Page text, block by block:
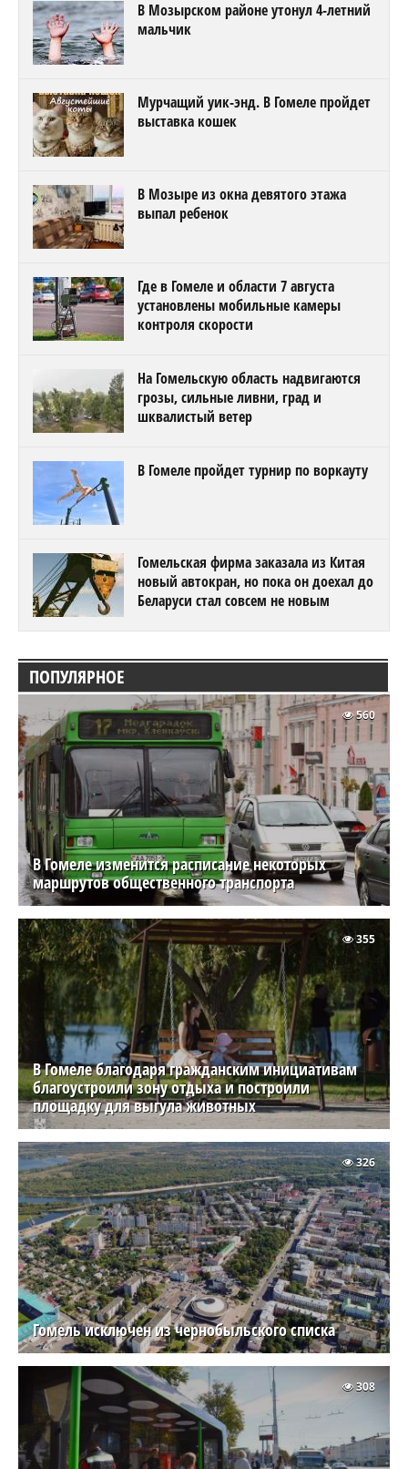
В Мозырском районе утонул 4-летний
мальчик
Мурчащий уик-энд. В Гомеле пройдет
выставка кошек
В Мозыре из окна девятого этажа
выпал ребенок
Где в Гомеле и области 7 августа
установлены мобильные камеры
контроля скорости
На Гомельскую область надвигаются
грозы, сильные ливни, град и
шквалистый ветер
В Гомеле пройдет турнир по воркауту
Гомельская фирма заказала из Китая
новый автокран, но пока он доехал до
Беларуси стал совсем не новым
ПОПУЛЯРНОЕ
В Гомеле изменится расписание некоторых
маршрутов общественного транспорта
560
В Гомеле благодаря гражданским инициативам
благоустроили зону отдыха и построили
площадку для выгула животных
355
Гомель исключен из чернобыльского списка
326
308